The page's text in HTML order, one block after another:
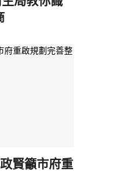
賢籲市府重